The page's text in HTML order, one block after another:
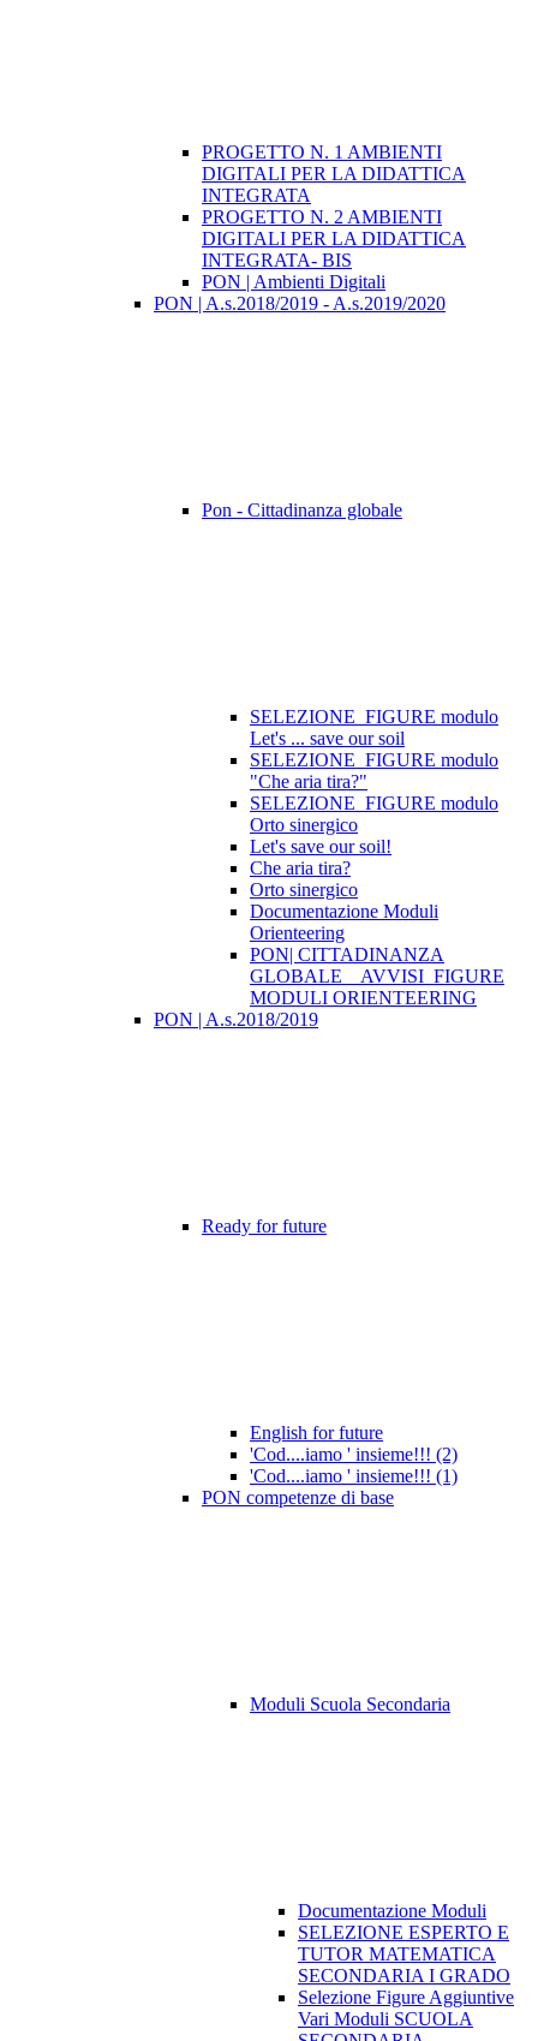
PROGETTO N. 1 AMBIENTI
DIGITALI PER LA DIDATTICA
INTEGRATA
PROGETTO N. 2 AMBIENTI
DIGITALI PER LA DIDATTICA
INTEGRATA- BIS
PON | Ambienti Digitali
PON | A.s.2018/2019 - A.s.2019/2020
Pon - Cittadinanza globale
SELEZIONE_FIGURE modulo
Let's ... save our soil
SELEZIONE_FIGURE modulo
"Che aria tira?"
SELEZIONE_FIGURE modulo
Orto sinergico
Let's save our soil!
Che aria tira?
Orto sinergico
Documentazione Moduli
Orienteering
PON| CITTADINANZA
GLOBALE _ AVVISI_FIGURE
MODULI ORIENTEERING
PON | A.s.2018/2019
Ready for future
English for future
'Cod....iamo ' insieme!!! (2)
'Cod....iamo ' insieme!!! (1)
PON competenze di base
Moduli Scuola Secondaria
Documentazione Moduli
SELEZIONE ESPERTO E
TUTOR MATEMATICA
SECONDARIA I GRADO
Selezione Figure Aggiuntive
Vari Moduli SCUOLA